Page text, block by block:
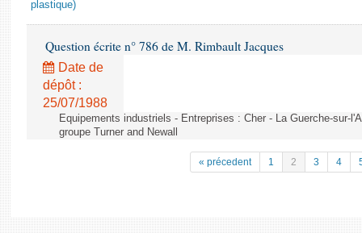
plastique)
Question écrite n° 786 de M. Rimbault Jacques
Date de
dépôt :
25/07/1988
Equipements industriels - Entreprises : Cher - La Guerche-sur-
groupe Turner and Newall
« précedent 1 2 3 4